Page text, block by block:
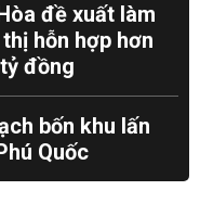
đề xuất làm
hỗn hợp hơn
đồng
bốn khu lấn
Quốc